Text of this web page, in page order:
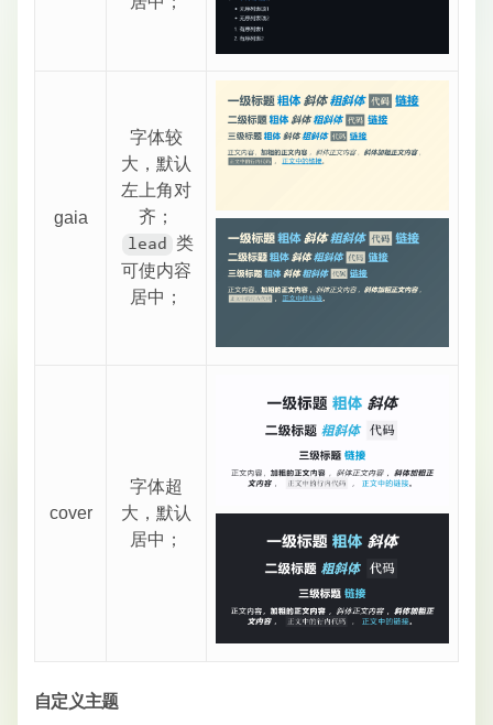
gaia
字体较
大，默认
左上角对
齐；
lead
​类
可使内容
居中；
cover
字体超
大，默认
居中；
自定义主题